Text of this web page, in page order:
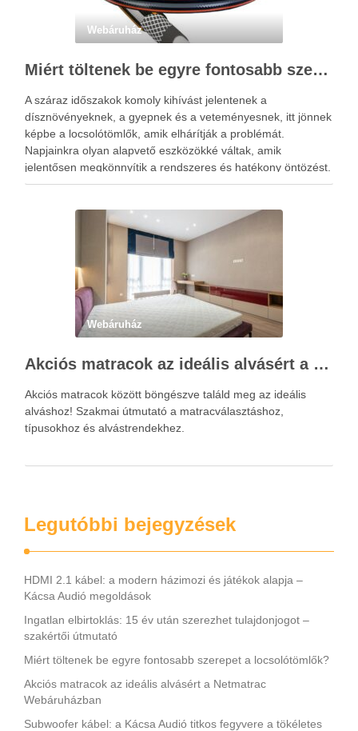
Webáruház
Miért töltenek be egyre fontosabb szerepet a locsolótömlők?
A száraz időszakok komoly kihívást jelentenek a
dísznövényeknek, a gyepnek és a veteményesnek, itt jönnek
képbe a locsolótömlők, amik elhárítják a problémát.
Napjainkra olyan alapvető eszközökké váltak, amik
jelentősen megkönnyítik a rendszeres és hatékony öntözést.
A megfelelő vízellátás nemcsak a növények fejlődésére van
Webáruház
Akciós matracok az ideális alvásért a Netmatrac Webáruházban
Akciós matracok között böngészve találd meg az ideális
alváshoz! Szakmai útmutató a matracválasztáshoz,
típusokhoz és alvástrendekhez.
Legutóbbi bejegyzések
HDMI 2.1 kábel: a modern házimozi és játékok alapja –
Kácsa Audió megoldások
Ingatlan elbirtoklás: 15 év után szerezhet tulajdonjogot –
szakértői útmutató
Miért töltenek be egyre fontosabb szerepet a locsolótömlők?
Akciós matracok az ideális alvásért a Netmatrac
Webáruházban
Subwoofer kábel: a Kácsa Audió titkos fegyvere a tökéletes